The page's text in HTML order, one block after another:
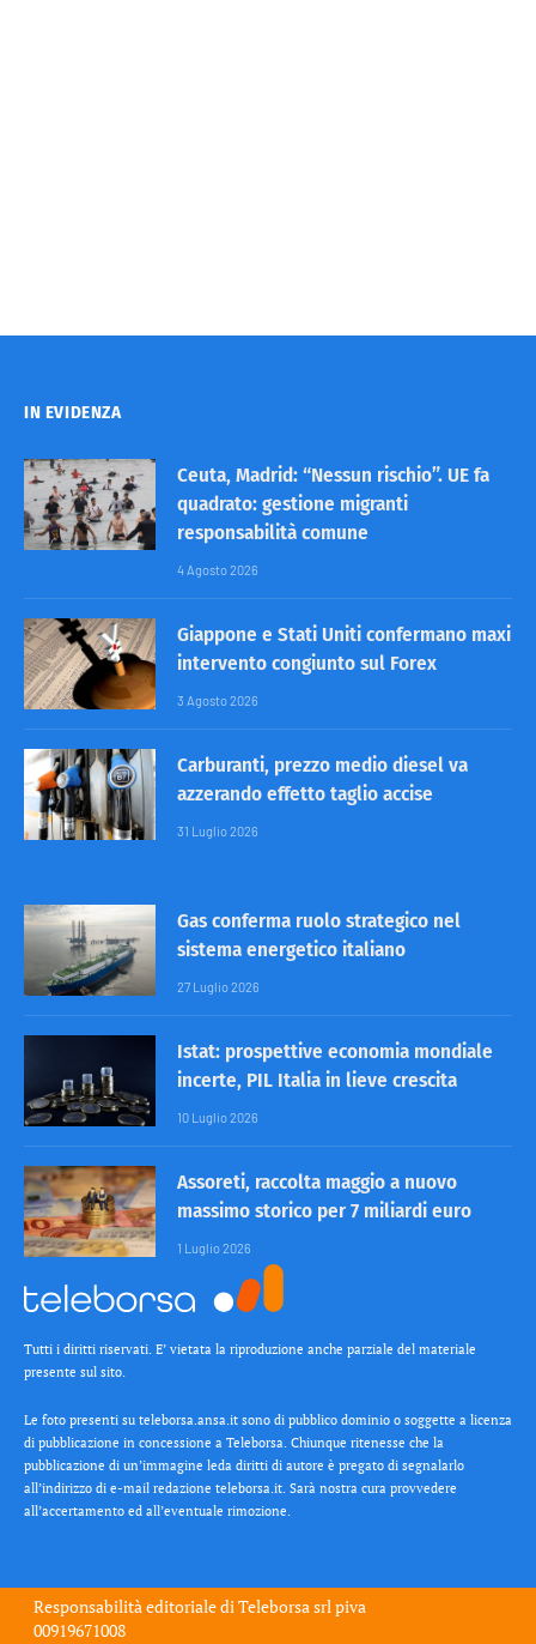
IN EVIDENZA
Ceuta, Madrid: “Nessun rischio”. UE fa
quadrato: gestione migranti
responsabilità comune
4 Agosto 2026
Giappone e Stati Uniti confermano maxi
intervento congiunto sul Forex
3 Agosto 2026
Carburanti, prezzo medio diesel va
azzerando effetto taglio accise
31 Luglio 2026
Gas conferma ruolo strategico nel
sistema energetico italiano
27 Luglio 2026
Istat: prospettive economia mondiale
incerte, PIL Italia in lieve crescita
10 Luglio 2026
Assoreti, raccolta maggio a nuovo
massimo storico per 7 miliardi euro
1 Luglio 2026
Tutti i diritti riservati. E’ vietata la riproduzione anche parziale del materiale
presente sul sito.
Le foto presenti su teleborsa.ansa.it sono di pubblico dominio o soggette a licenza
di pubblicazione in concessione a Teleborsa. Chiunque ritenesse che la
pubblicazione di un’immagine leda diritti di autore è pregato di segnalarlo
all’indirizzo di e-mail redazione teleborsa.it. Sarà nostra cura provvedere
all’accertamento ed all’eventuale rimozione.
Responsabilità editoriale diTeleborsa srl piva
00919671008